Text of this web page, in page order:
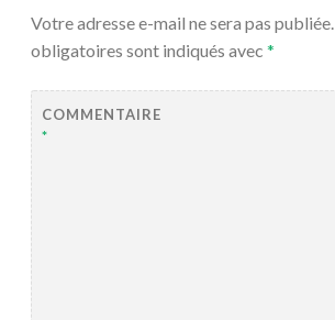
Votre adresse e-mail ne sera pas publiée.
obligatoires sont indiqués avec *
COMMENTAIRE
*